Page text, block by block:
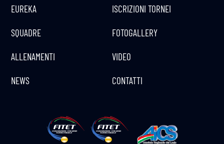
EUREKA
SQUADRE
ALLENAMENTI
NEWS
ISCRIZIONI TORNEI
FOTOGALLERY
VIDEO
CONTATTI